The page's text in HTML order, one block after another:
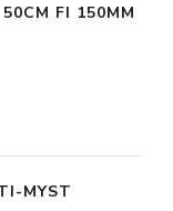
FI 150MM
MYST